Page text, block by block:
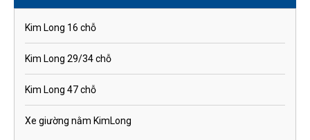
Kim Long 16 chỗ
Kim Long 29/34 chỗ
Kim Long 47 chỗ
Xe giường nằm KimLong